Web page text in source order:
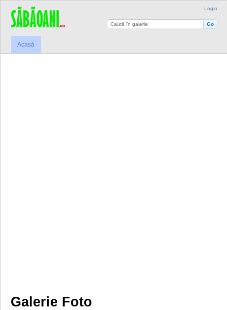
Login
Acasă
Galerie Foto